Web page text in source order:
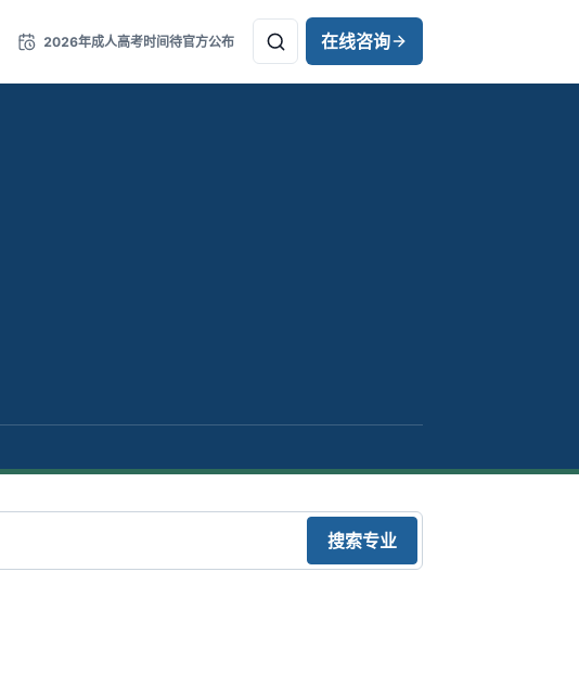
2026年成人高考时间待官方公布 在线咨询
搜索专业